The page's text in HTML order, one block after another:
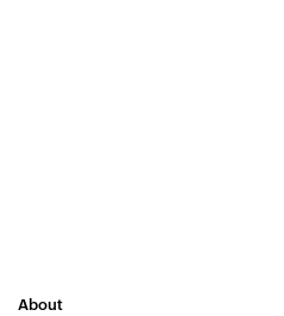
About